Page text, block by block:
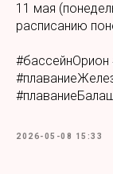
11 мая
расписанию
#бассейнОрион
2026-05-08 15:33